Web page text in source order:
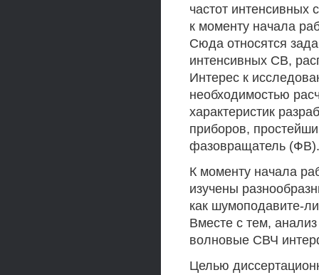
частот
к моменту начала
Сюда относятся
интенсивных СВ,
Интерес к
необходимостью
характеристик
приборов,
фазовращатель (ФВ).
К моменту начала
изучены
как шумоподавите-
Вместе с тем,
волновые СВЧ
Целью